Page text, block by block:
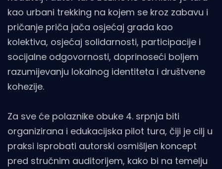
kao urbani trekking na kojem se kroz zabavu i
pričanje priča jača osjećaj grada kao
kolektiva, osjećaj solidarnosti, participacije i
socijalne odgovornosti, doprinoseći boljem
razumijevanju lokalnog identiteta i društvene
kohezije.
Za sve će polaznike obuke 4. srpnja biti
organizirana i edukacijska pilot tura, čiji je cilj u
praksi isprobati autorski osmišljen koncept
pred stručnim auditorijem, kako bi na temelju